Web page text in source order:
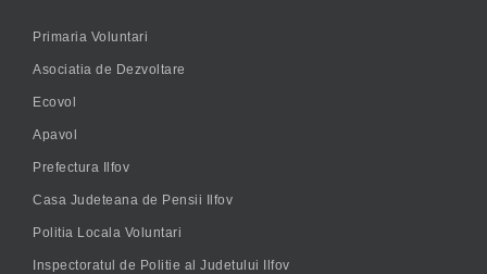
Primaria Voluntari
Asociatia de Dezvoltare
Ecovol
Apavol
Prefectura Ilfov
Casa Judeteana de Pensii Ilfov
Politia Locala Voluntari
Inspectoratul de Politie al Judetului Ilfov